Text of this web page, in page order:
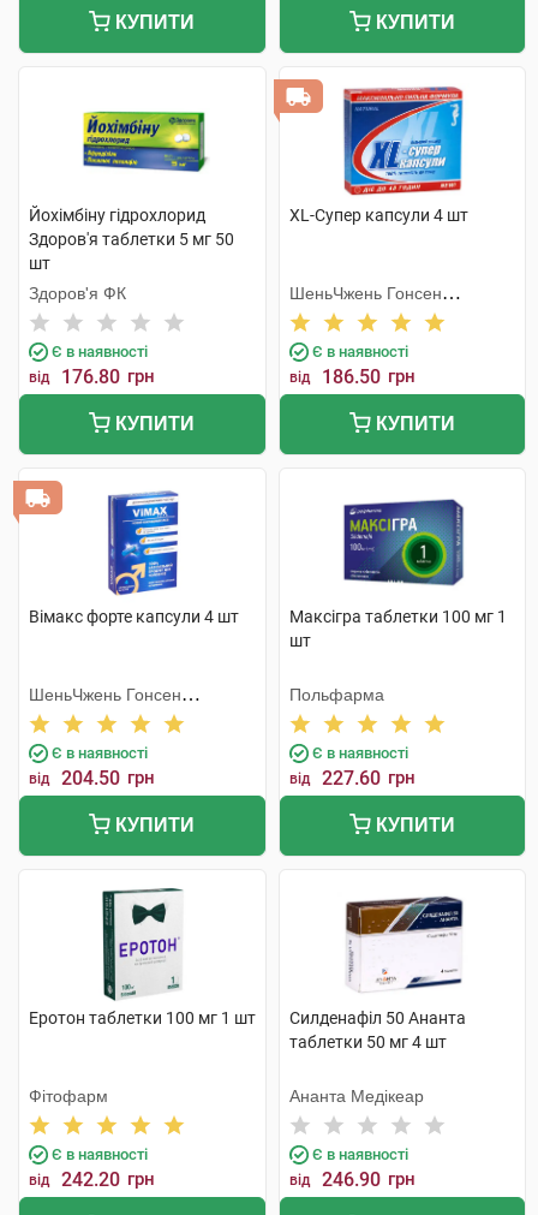
КУПИТИ КУПИТИ
Йохімбіну гідрохлорид
Здоров'я таблетки 5 мг 50
шт
Здоров'я ФК
Є в наявності
від 176.80 грн
КУПИТИ
XL-Супер капсули 4 шт
ШеньЧжень Гонсен
Байоледжі Індастрі Ко. Лтд
Є в наявності
від 186.50 грн
КУПИТИ
Вімакс форте капсули 4 шт
ШеньЧжень Гонсен
Байоледжі Індастрі Ко. Лтд
Є в наявності
від 204.50 грн
КУПИТИ
Максігра таблетки 100 мг 1
шт
Польфарма
Є в наявності
від 227.60 грн
КУПИТИ
Еротон таблетки 100 мг 1 шт
Фітофарм
Є в наявності
від 242.20 грн
Силденафіл 50 Ананта
таблетки 50 мг 4 шт
Ананта Медікеар
Є в наявності
від 246.90 грн